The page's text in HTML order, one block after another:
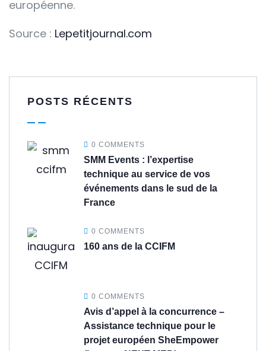
européenne.
Source : Lepetitjournal.com
POSTS RÉCENTS
0 COMMENTS
SMM Events : l’expertise
technique au service de vos
événements dans le sud de la
France
0 COMMENTS
160 ans de la CCIFM
0 COMMENTS
Avis d’appel à la concurrence –
Assistance technique pour le
projet européen SheEmpower